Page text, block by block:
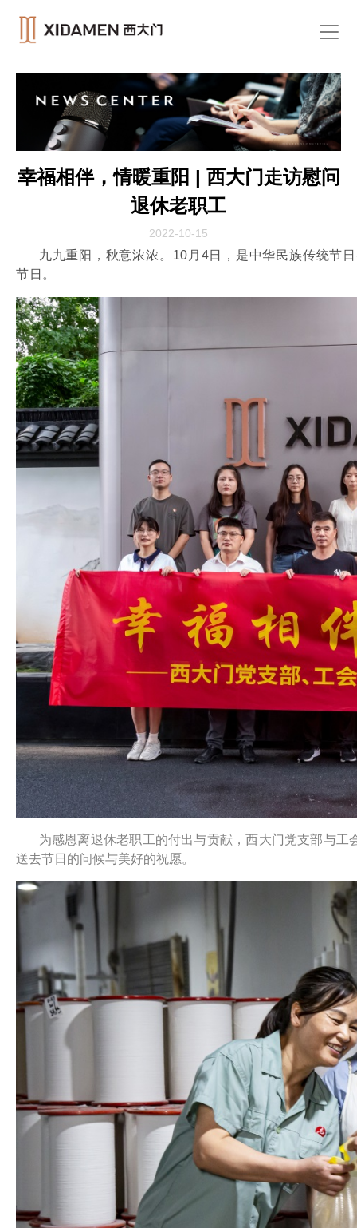
幸福相伴，情暖重阳 | 西大门走访慰问
退休老职工
2022-10-15
九九重阳，秋意浓浓。10月4日，是中华民族传统
节日。
为感恩离退休老职工的付出与贡献，西大门党支部与工
送去节日的问候与美好的祝愿。